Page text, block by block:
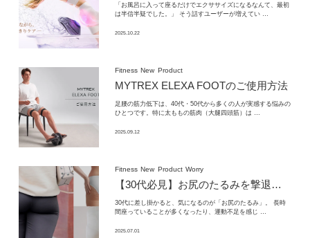
「お風呂に入って座るだけでエクササイズになるなんて、最初
は半信半疑でした。」 そう話すユーザーが増えてい …
2025.10.22
Fitness New Product
MYTREX ELEXA FOOTのご使用方法
足腰の筋力低下は、40代・50代から多くの人が実感する悩みの
ひとつです。特に太ももの筋肉（大腿四頭筋）は …
2025.09.12
Fitness New Product Worry
【30代必見】お尻のたるみを撃退する
30代に差し掛かると、気になるのが「お尻のたるみ」。 長時
間座っていることが多くなったり、運動不足を感じ …
2025.07.01